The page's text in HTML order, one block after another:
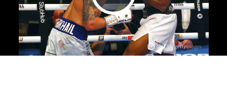
Play Video